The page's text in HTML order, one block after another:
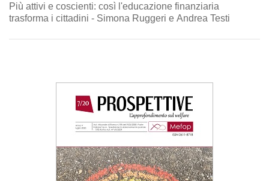
Più attivi e coscienti: così l'educazione finanziaria
trasforma i cittadini - Simona Ruggeri e Andrea Testi